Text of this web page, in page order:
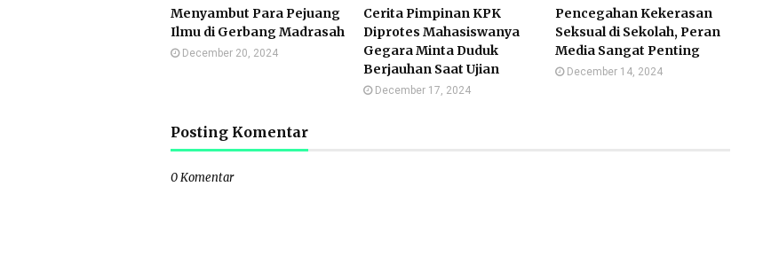
Menyambut Para Pejuang
Ilmu di Gerbang Madrasah
December 20, 2024
Cerita Pimpinan KPK
Diprotes Mahasiswanya
Gegara Minta Duduk
Berjauhan Saat Ujian
December 17, 2024
Pencegahan Kekerasan
Seksual di Sekolah, Peran
Media Sangat Penting
December 14, 2024
Posting Komentar
0 Komentar